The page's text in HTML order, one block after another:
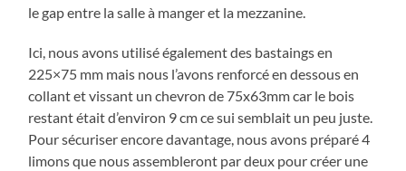
le gap entre la salle à manger et la mezzanine.
Ici, nous avons utilisé également des bastaings en
225×75 mm mais nous l’avons renforcé en dessous en
collant et vissant un chevron de 75x63mm car le bois
restant était d’environ 9 cm ce sui semblait un peu juste.
Pour sécuriser encore davantage, nous avons préparé 4
limons que nous assembleront par deux pour créer une